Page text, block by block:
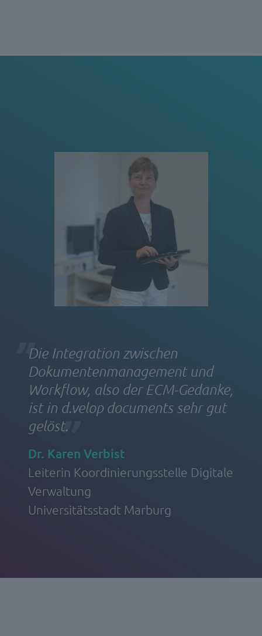
Die Integration zwischen
Dokumentenmanagement und
Workflow, also der ECM-Gedanke,
ist in d.velop documents sehr gut
gelöst.
Dr. Karen Verbist
Leiterin Koordinierungsstelle Digitale
Verwaltung
Universitätsstadt Marburg